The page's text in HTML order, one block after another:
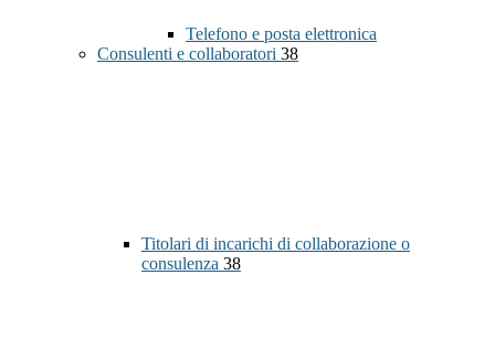
Telefono e posta elettronica
Consulenti e collaboratori 38
Titolari di incarichi di collaborazione o
consulenza 38